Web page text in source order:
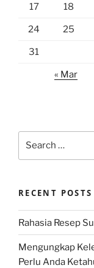
17 18
24 25
31
« Mar
RECENT POSTS
Rahasia Resep
Mengungkap
Perlu Anda